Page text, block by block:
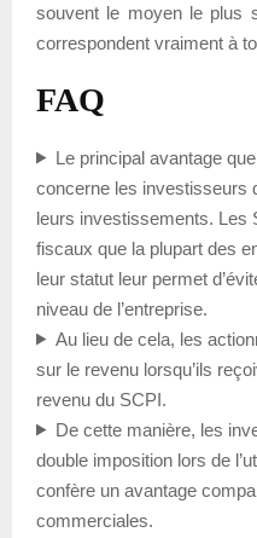
souvent le moyen le plus
correspondent vraiment à
FAQ
Le principal avantage
concerne les investisseurs
leurs investissements. Les
fiscaux que la plupart des
leur statut leur permet
niveau de l’entreprise.
Au lieu de cela, les
sur le revenu lorsqu’ils
revenu du SCPI.
De cette manière, les
double imposition lors de
confère un avantage
commerciales.